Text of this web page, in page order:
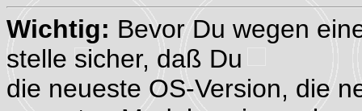
Wichtig: Bevor Du wegen
stelle sicher, daß Du
die neueste OS-Version, die